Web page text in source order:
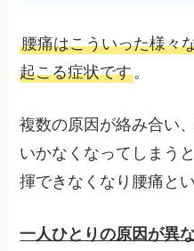
腰痛はこういった様々
起こる症状です。
複数の原因が絡み合い
いかなくなってしまう
揮できなくなり腰痛と
一人ひとりの原因が異